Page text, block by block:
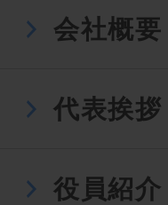
会社概要
代表挨拶
役員紹介